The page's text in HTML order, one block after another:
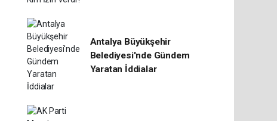
Antalya Büyükşehir
Belediyesi'nde Gündem
Yaratan İddialar